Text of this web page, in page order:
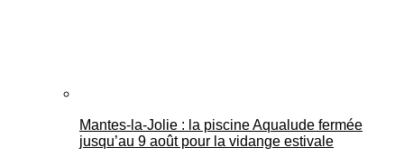
Mantes-la-Jolie : la piscine Aqualude fermée
jusqu’au 9 août pour la vidange estivale